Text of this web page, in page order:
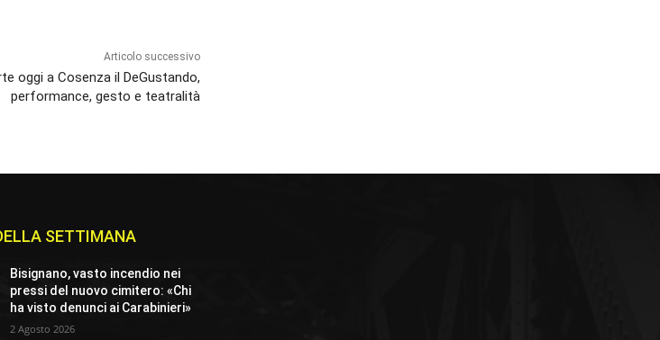
Articolo successivo
oggi a Cosenza il DeGustando,
performance, gesto e teatralità
SETTIMANA
Bisignano, vasto incendio nei
pressi del nuovo cimitero: «Chi
ha visto denunci ai Carabinieri»
2 Agosto 2026